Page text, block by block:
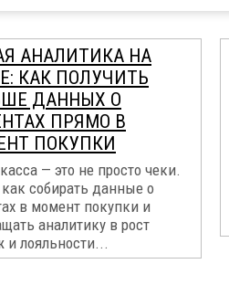
АНАЛИТИКА НА
КАК ПОЛУЧИТЬ
ДАННЫХ О
ПРЯМО В
ПОКУПКИ
— это не просто чеки.
собирать данные о
в момент покупки и
аналитику в рост
и лояльности...